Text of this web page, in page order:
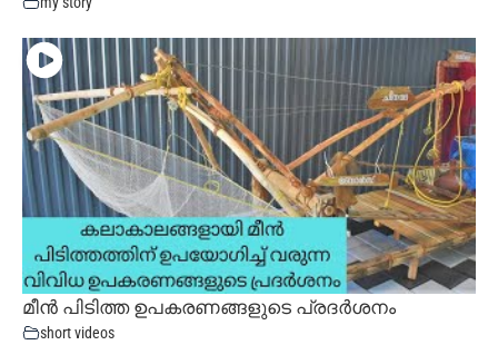
മീൻ പിടിത്ത ഉപകരണങ്ങളുടെ പ്രദർശനം
short videos